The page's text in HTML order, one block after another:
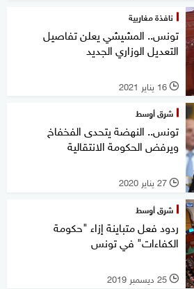
نافذة مغاربية
تونس.. المشيشي يعلن تفاصيل
التعديل الوزاري الجديد
l 16 يناير 2021
شرق أوسط
تونس.. النهضة يتحدى الفخفاخ
ويرفض الحكومة الانتقالية
l 27 يناير 2020
شرق أوسط
ردود فعل متباينة إزاء "حكومة
الكفاءات" في تونس
l 25 ديسمبر 2019